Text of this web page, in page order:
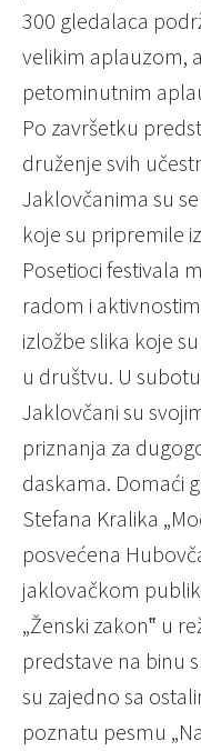
300 gledalaca
velikim aplauzom,
petominutnim
Po završetku
druženje svih
Jaklovčanima su
koje su pripremile
Posetioci festivala
radom i
izložbe slika koje
u društvu. U
Jaklovčani su
priznanja za
daskama. Domaći
Stefana Kralika
posvećena
jaklovačkom
„Ženski zakon‟ u
predstave na binu
su zajedno sa
poznatu pesmu